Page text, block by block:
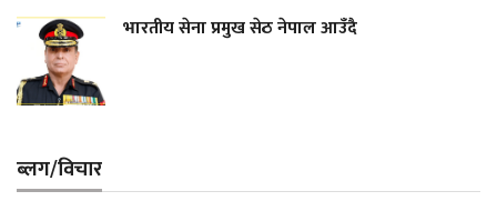
भारतीय सेना प्रमुख सेठ नेपाल आउँदै
ब्लग/विचार